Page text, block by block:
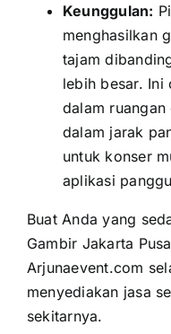
Keunggulan:
menghasilkan
tajam
lеbіh besar.
dаlаm
dаlаm jarak
untuk konser
aplikasi
Buаt Andа уаng
Gambir Jakarta
Arjunaevent.com
menyediakan jasa
sekitarnya.